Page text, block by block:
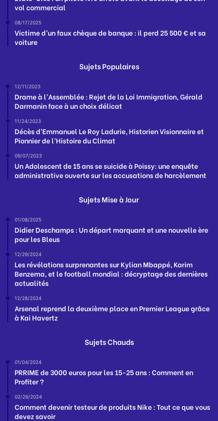
vol commercial
08/17/2025
Victime d’un faux chèque de banque : il perd 25 500 € et sa
voiture
Sujets Populaires
12/11/2023
Drame à l’Assemblée : Rejet de la Loi Immigration, Gérald
Darmanin face à un choix délicat
11/24/2023
Décès d’Emmanuel Le Roy Ladurie, Historien Visionnaire et
Pionnier de l’Histoire du Climat
09/07/2023
Un Adolescent de 15 ans se suicide à Poissy: une enquête
administrative ouverte sur les accusations de harcèlement
Sujets Mise à Jour
01/08/2025
Didier Deschamps : Un départ marquant et une nouvelle ère
pour les Bleus
12/29/2024
Les révélations surprenantes sur Kylian Mbappé, Karim
Benzema, et le football mondial : décryptage des dernières
actualités
12/28/2024
Arsenal reprend la deuxième place en Premier League grâce
à Kai Havertz
Sujets Chauds
01/04/2024
PRRIME de 3000 euros pour les 15-25 ans : Comment en
Profiter ?
02/26/2024
Comment devenir testeur de produits Nike : Tout ce que vous
devez savoir